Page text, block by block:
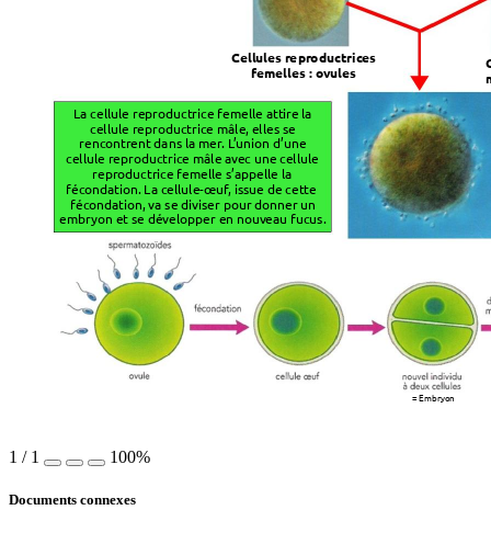
La cellule reproductrice femelle attire la
cellule reproductrice mâle, elles se
rencontrent dans la mer. L’union d’une
cellule reproductrice mâle avec une cellule
reproductrice femelle s’appelle la
fécondation. La cellule-œuf, issue de cette
fécondation, va se diviser pour donner un
embryon et se développer en nouveau fucus.
Cellules reproductrices
femelles : ovules
= Embryon
1 / 1 100%
Documents connexes